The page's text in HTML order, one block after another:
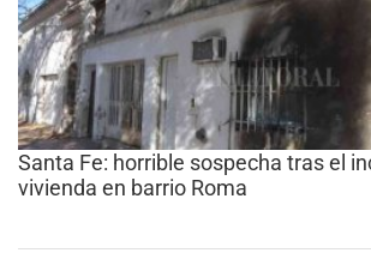
Santa Fe: horrible sospecha tras el
vivienda en barrio Roma